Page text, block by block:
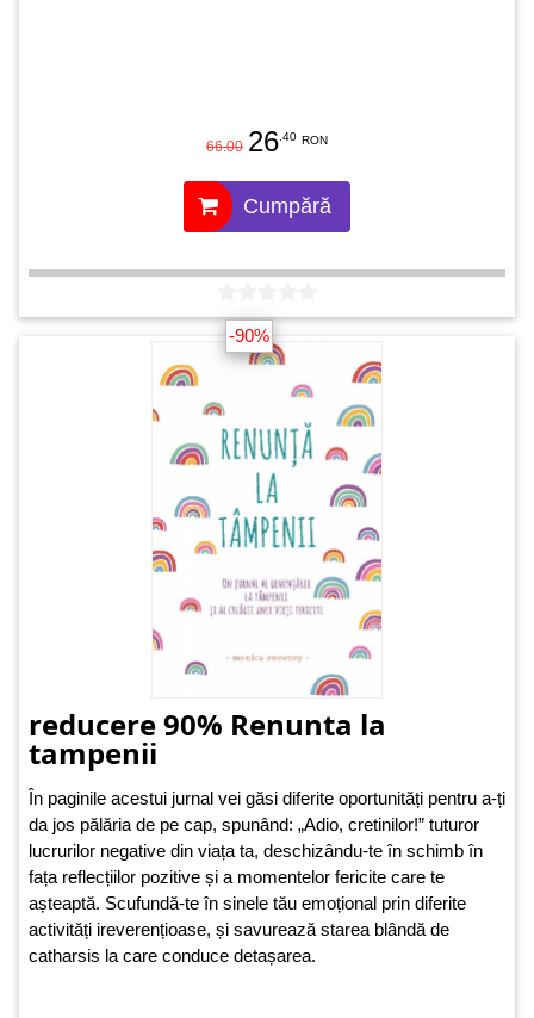
66.00 26 .40 RON
Cumpără
-90%
reducere 90% Renunta la
tampenii
În paginile acestui jurnal vei găsi diferite oportunități pentru a-ți
da jos pălăria de pe cap, spunând: „Adio, cretinilor!” tuturor
lucrurilor negative din viața ta, deschizându-te în schimb în
fața reflecțiilor pozitive și a momentelor fericite care te
așteaptă. Scufundă-te în sinele tău emoțional prin diferite
activități ireverențioase, și savurează starea blândă de
catharsis la care conduce detașarea.